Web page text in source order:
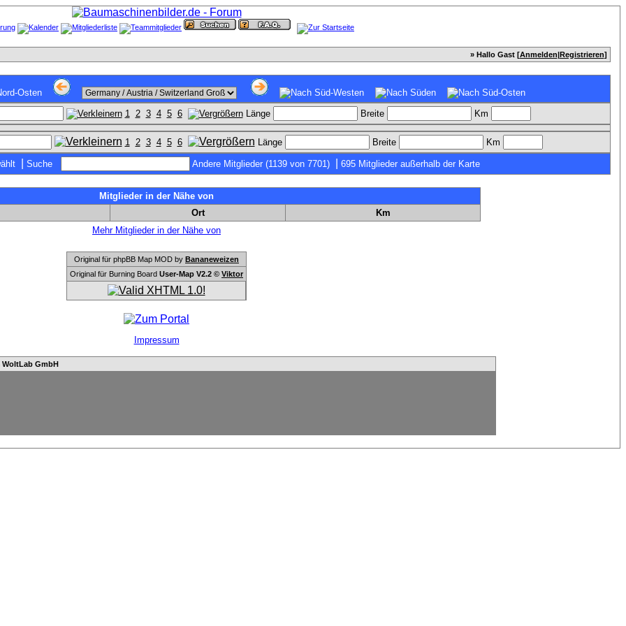
» Hallo Gast [Anmelden|Registrieren]
1 2 3 4 5 6 Länge Breite Km
1 2 3 4 5 6 Länge Breite Km
Suche Andere Mitglieder (1139 von 7701) 695 Mitglieder außerhalb der Karte
Mitglieder in der Nähe von
Ort
Km
Mehr Mitglieder in der Nähe von
Original für phpBB Map MOD by Bananeweizen
Original für Burning Board User-Map V2.2 © Viktor
Impressum
WoltLab GmbH